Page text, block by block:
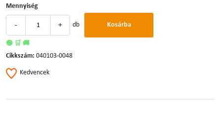
Mennyiség
- + db Kosárba
🟢 🛒 🚚
Cikkszám: 040103-0048
Kedvencek